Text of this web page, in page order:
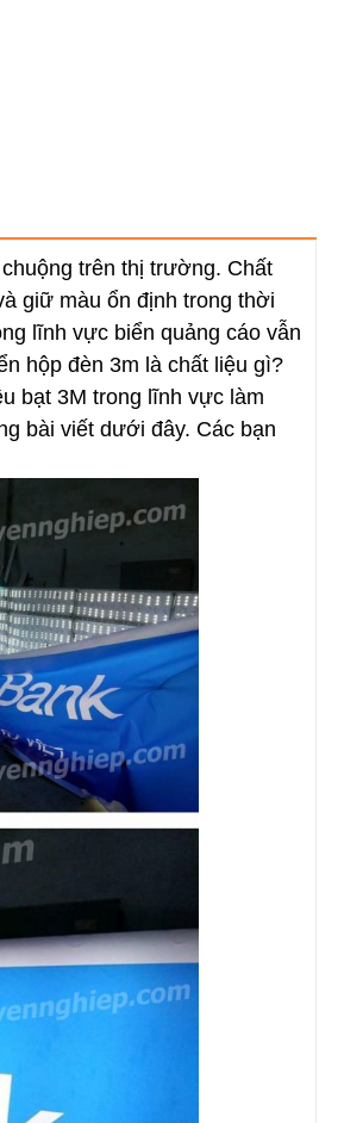
trên thị trường. Chất
giữ màu ổn định trong thời
lĩnh vực biển quảng cáo vẫn
hộp đèn 3m là chất liệu gì?
bạt 3M trong lĩnh vực làm
bài viết dưới đây. Các bạn